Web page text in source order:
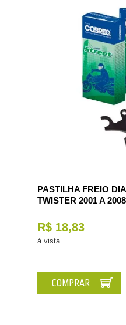
PASTILHA FREIO
TWISTER 2001 A
R$ 18,83
à vista
COMPRAR